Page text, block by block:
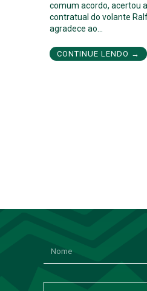
comum acordo, acertou
contratual do volante
agradece ao…
CONTINUE LENDO →